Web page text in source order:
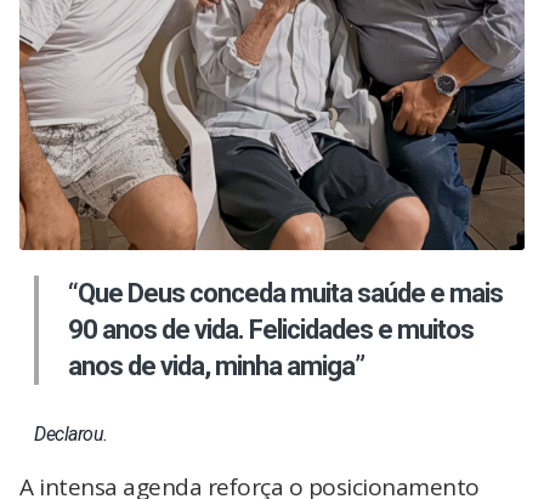
“Que Deus conceda muita saúde e mais
90 anos de vida. Felicidades e muitos
anos de vida, minha amiga”
Declarou.
A intensa agenda reforça o posicionamento